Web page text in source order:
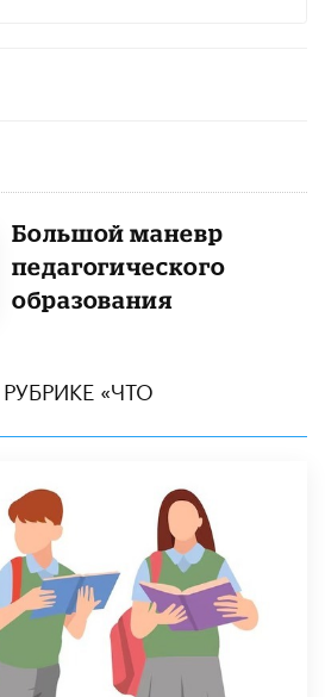
Большой маневр
педагогического
образования
«ЧТО